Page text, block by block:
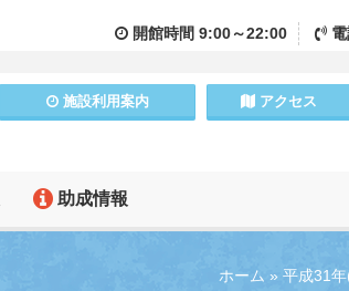
開館時間 9:00～22:00 電
施設利用案内 アクセス
助成情報
ホーム » 平成31